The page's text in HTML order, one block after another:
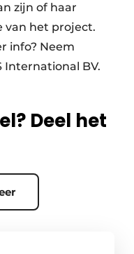
zijn of haar
van het project.
info? Neem
International BV.
Deel het